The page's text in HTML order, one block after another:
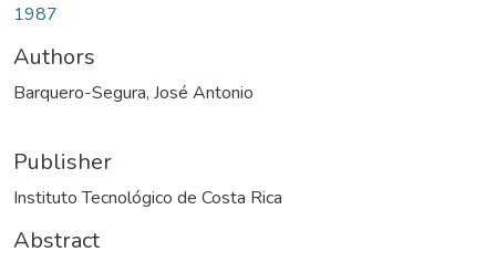
1987
Authors
Barquero-Segura, José Antonio
Publisher
Instituto Tecnológico de Costa Rica
Abstract